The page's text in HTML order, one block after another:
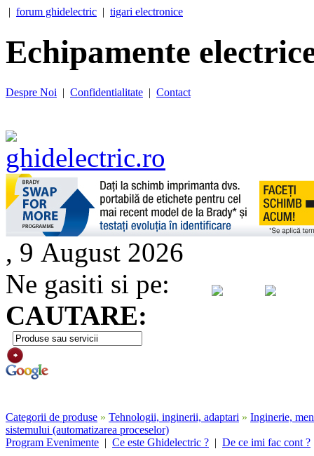
| forum ghidelectric | tigari electronice
Echipamente
Despre Noi | Confidentialitate | Contact
, 9 August 2026
Ne gasiti si pe:
CAUTARE:
Categorii de produse » Tehnologii, inginerii, adaptari » Inginerie,
sistemului (automatizarea proceselor)
Program Evenimente | Ce este Ghidelectric ? | De ce imi fac cont ?